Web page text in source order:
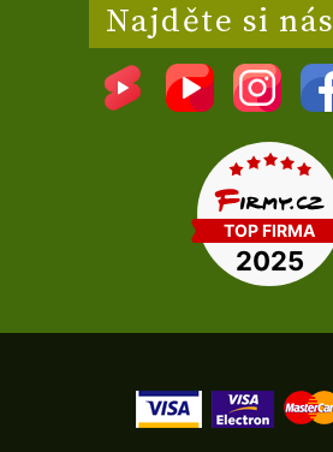
Najděte si nás